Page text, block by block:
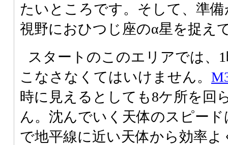
たいところです。そして、準
視野におひつじ座のα星を捉え
スタートのこのエリアでは、
こなさなくてはいけません。
時に見えるとしても8ケ所を回
ん。沈んでいく天体のスピー
で地平線に近い天体から効率